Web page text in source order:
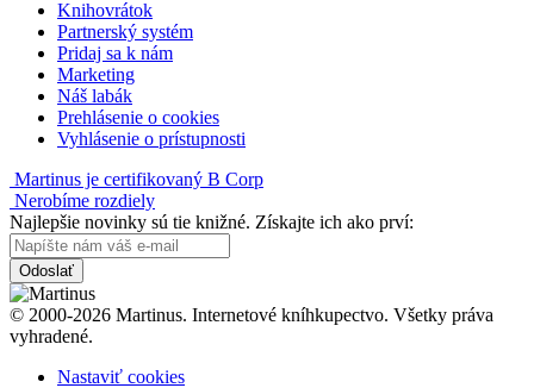
Knihovrátok
Partnerský systém
Pridaj sa k nám
Marketing
Náš labák
Prehlásenie o cookies
Vyhlásenie o prístupnosti
Martinus je certifikovaný B Corp
Nerobíme rozdiely
Najlepšie novinky sú tie knižné. Získajte ich ako prví:
Odoslať
© 2000-2026 Martinus. Internetové kníhkupectvo. Všetky práva
vyhradené.
Nastaviť cookies